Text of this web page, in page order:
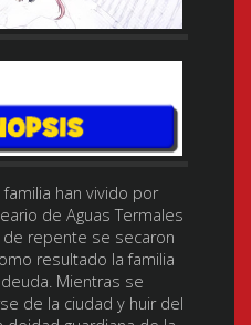
han vivido por
de Aguas Termales
de repente se secaron
resultado la familia
Mientras se
de la ciudad y huir del